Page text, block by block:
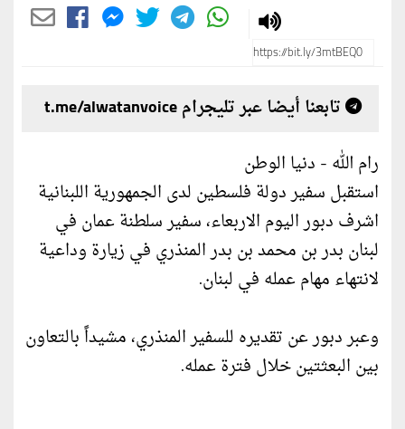
تابعنا أيضا عبر تليجرام t.me/alwatanvoice
رام الله - دنيا الوطن
استقبل سفير دولة فلسطين لدى الجمهورية اللبنانية
اشرف دبور اليوم الاربعاء، سفير سلطنة عمان في
لبنان بدر بن محمد بن بدر المنذري في زيارة وداعية
لانتهاء مهام عمله في لبنان.
وعبر دبور عن تقديره للسفير المنذري، مشيداً بالتعاون
بين البعثتين خلال فترة عمله.